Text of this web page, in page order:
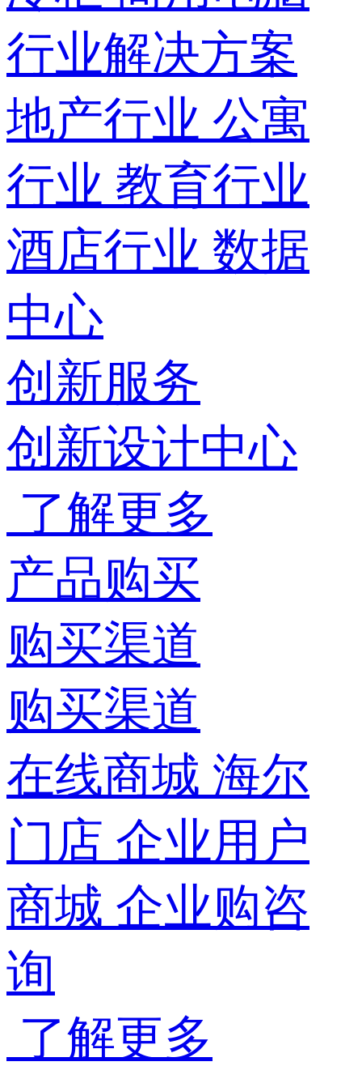
行业解决方案
地产行业 公寓
行业 教育行业
酒店行业 数据
中心
创新服务
创新设计中心
了解更多
产品购买
购买渠道
购买渠道
在线商城 海尔
门店 企业用户
商城 企业购咨
询
了解更多